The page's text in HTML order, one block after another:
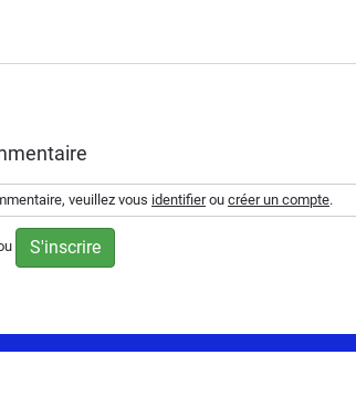
veuillez vous identifierou créer un compte.
S'inscrire